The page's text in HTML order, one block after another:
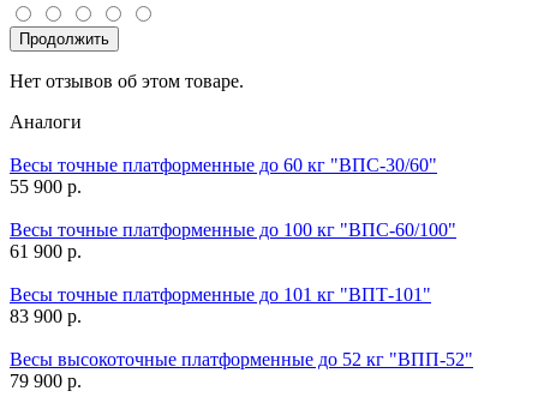
Продолжить
Нет отзывов об этом товаре.
Аналоги
Весы точные платформенные до 60 кг "ВПС-30/60"
55 900 р.
Весы точные платформенные до 100 кг "ВПС-60/100"
61 900 р.
Весы точные платформенные до 101 кг "ВПТ-101"
83 900 р.
Весы высокоточные платформенные до 52 кг "ВПП-52"
79 900 р.